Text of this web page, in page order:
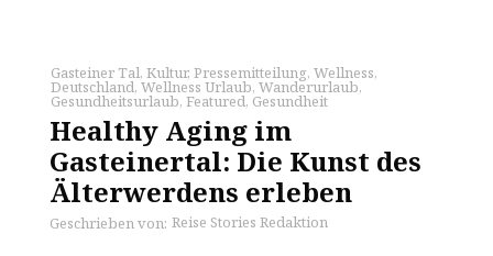
Gasteiner Tal, Kultur, Pressemitteilung, Wellness,
Deutschland, Wellness Urlaub, Wanderurlaub,
Gesundheitsurlaub, Featured, Gesundheit
Healthy Aging im
Gasteinertal: Die Kunst des
Älterwerdens erleben
Geschrieben von: Reise Stories Redaktion